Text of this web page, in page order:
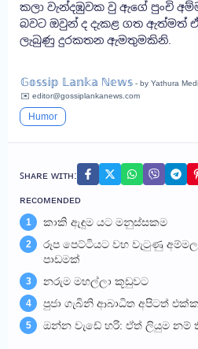
කලා වැන්දඹුවක වු ඇගේ පුංචි
බවට ඔවුන් ද දැකළ ගත ඇත්මත්
ලැබුණු දුරකතන ඇමතුමකිනි.
𝔾𝕠𝕤𝕤𝕚𝕡 𝕃𝕒𝕟𝕜𝕒 ℕ𝕖𝕨𝕤 - by Yathura
✉️ editor@gossiplankanews.com
Humor
ꜱʜᴀʀᴇ ᴡɪᴛʜ:
ʀᴇᴄᴏᴍᴇɴᴅᴇᴅ
1 කාකි ඇඳුම යට මනුස්සකම
2
රූප පෙට්ටියට වහ වැටුණු
පාඩමක්
3 නරුම මහල්ලා කූඩුවට
4 පුජා ගැබිනි ආබාධිත අපිටත්
5 ඔන්න වැඩේ හරි: ඒත් ලියුම නම්